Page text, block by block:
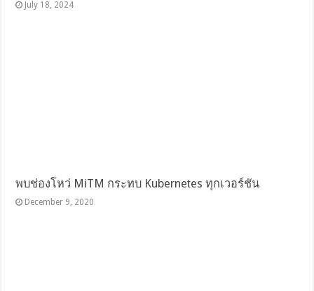
July 18, 2024
พบช่องโหว่ MiTM กระทบ Kubernetes ทุกเวอร์ชัน
December 9, 2020